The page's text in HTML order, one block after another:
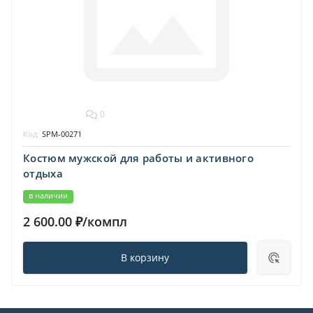
0
Костюм мужской для работы и активного
отдыха
в наличии
Код: SPM-00271
2 600.00 ₽/компл
В корзину